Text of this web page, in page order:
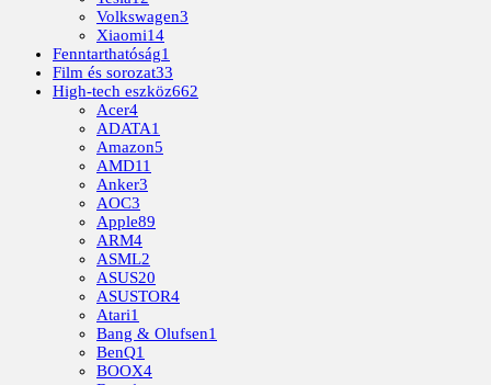
Volkswagen3
Xiaomi14
Fenntarthatóság1
Film és sorozat33
High-tech eszköz662
Acer4
ADATA1
Amazon5
AMD11
Anker3
AOC3
Apple89
ARM4
ASML2
ASUS20
ASUSTOR4
Atari1
Bang & Olufsen1
BenQ1
BOOX4